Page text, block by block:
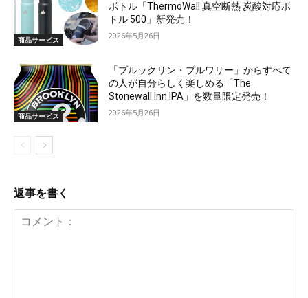
商品サービス
ボトル「ThermoWall 真空断熱 炭酸対応ボ
トル 500」新発売！
2026年5月26日
商品サービス
「ブルックリン・ブルワリー」からすべて
の人が自分らしく楽しめる「The
Stonewall Inn IPA」を数量限定発売！
2026年5月26日
返事を書く